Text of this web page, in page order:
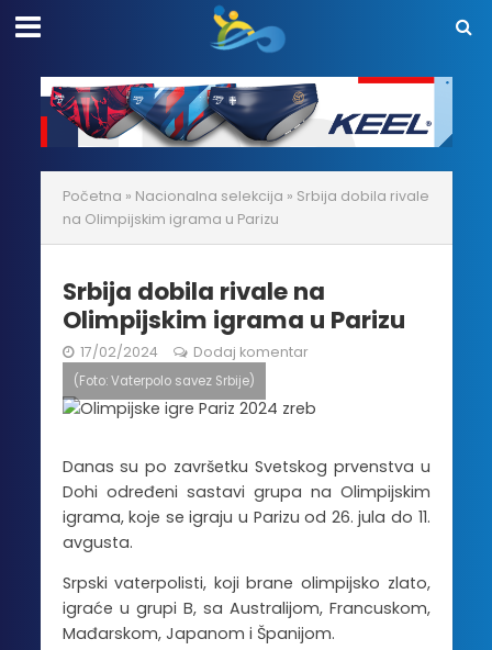
Početna » Nacionalna selekcija » Srbija dobila rivale
na Olimpijskim igrama u Parizu
Srbija dobila rivale na
Olimpijskim igrama u Parizu
17/02/2024 Dodaj komentar
(Foto: Vaterpolo savez Srbije)
Danas su po završetku Svetskog prvenstva u
Dohi određeni sastavi grupa na Olimpijskim
igrama, koje se igraju u Parizu od 26. jula do 11.
avgusta.
Srpski vaterpolisti, koji brane olimpijsko zlato,
igraće u grupi B, sa Australijom, Francuskom,
Mađarskom, Japanom i Španijom.